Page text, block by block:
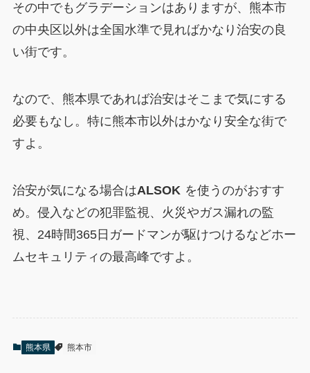
その中でもグラデーションはありますが、熊本市
の中央区以外は全国水準で見ればかなり治安の良
い街です。
なので、熊本県であれば治安はそこまで気にする
必要もなし。特に熊本市以外はかなり安全な街で
すよ。
治安が気になる場合はALSOK を使うのがおすす
め。侵入などの犯罪監視、火災やガス漏れの監
視、24時間365日ガードマンが駆けつけるなどホー
ムセキュリティの最高峰ですよ。
熊本県 熊本市